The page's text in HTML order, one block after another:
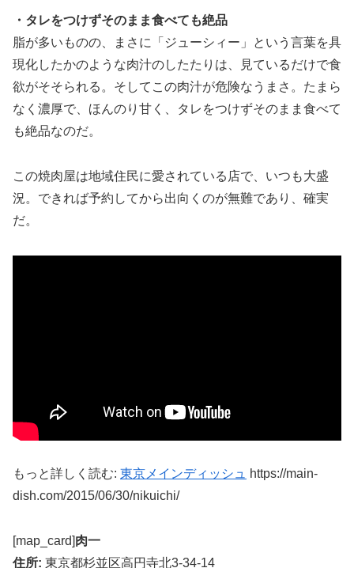
・タレをつけずそのまま食べても絶品
脂が多いものの、まさに「ジューシィー」という言葉を具
現化したかのような肉汁のしたたりは、見ているだけで食
欲がそそられる。そしてこの肉汁が危険なうまさ。たまら
なく濃厚で、ほんのり甘く、タレをつけずそのまま食べて
も絶品なのだ。
この焼肉屋は地域住民に愛されている店で、いつも大盛
況。できれば予約してから出向くのが無難であり、確実
だ。
もっと詳しく読む: 東京メインディッシュ https://main-
dish.com/2015/06/30/nikuichi/
[map_card]肉一
住所: 東京都杉並区高円寺北3-34-14